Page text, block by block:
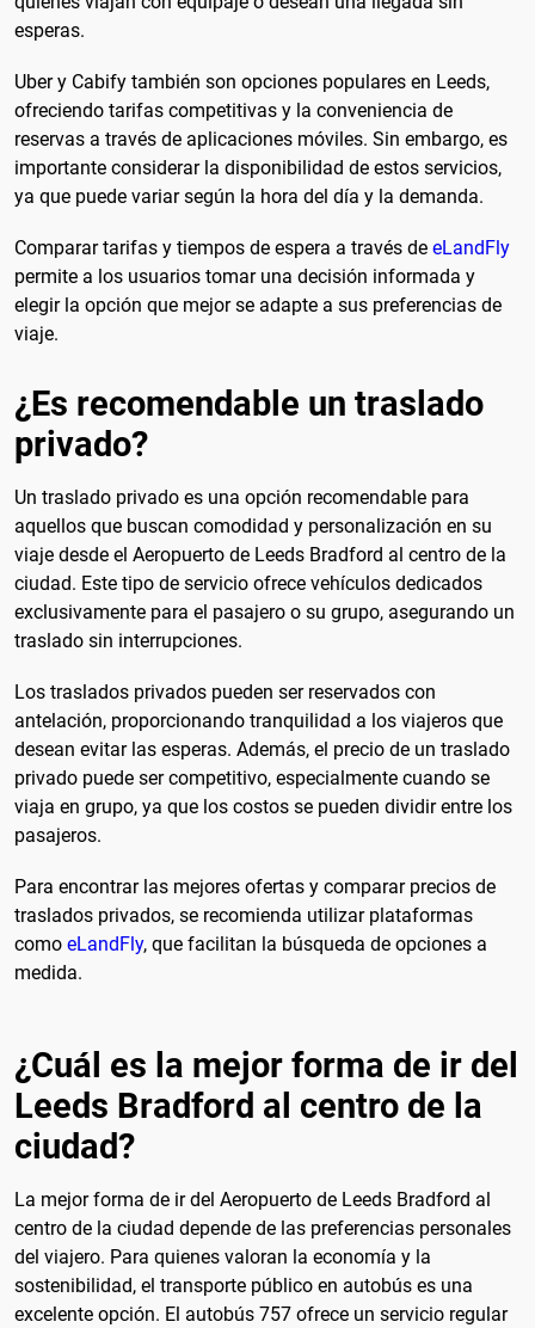
esperas.
Uber y Cabify también son opciones populares en Leeds,
ofreciendo tarifas competitivas y la conveniencia de
reservas a través de aplicaciones móviles. Sin embargo, es
importante considerar la disponibilidad de estos servicios,
ya que puede variar según la hora del día y la demanda.
Comparar tarifas y tiempos de espera a través de eLandFly
permite a los usuarios tomar una decisión informada y
elegir la opción que mejor se adapte a sus preferencias de
viaje.
¿Es recomendable un traslado
privado?
Un traslado privado es una opción recomendable para
aquellos que buscan comodidad y personalización en su
viaje desde el Aeropuerto de Leeds Bradford al centro de la
ciudad. Este tipo de servicio ofrece vehículos dedicados
exclusivamente para el pasajero o su grupo, asegurando un
traslado sin interrupciones.
Los traslados privados pueden ser reservados con
antelación, proporcionando tranquilidad a los viajeros que
desean evitar las esperas. Además, el precio de un traslado
privado puede ser competitivo, especialmente cuando se
viaja en grupo, ya que los costos se pueden dividir entre los
pasajeros.
Para encontrar las mejores ofertas y comparar precios de
traslados privados, se recomienda utilizar plataformas
como eLandFly, que facilitan la búsqueda de opciones a
medida.
¿Cuál es la mejor forma de ir del
Leeds Bradford al centro de la
ciudad?
La mejor forma de ir del Aeropuerto de Leeds Bradford al
centro de la ciudad depende de las preferencias personales
del viajero. Para quienes valoran la economía y la
sostenibilidad, el transporte público en autobús es una
excelente opción. El autobús 757 ofrece un servicio regular